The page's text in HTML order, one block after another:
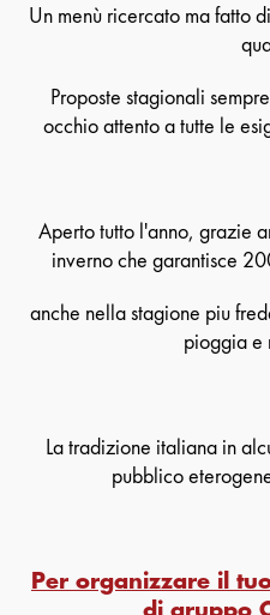
Un menù ricercato ma fatto
Proposte stagionali
occhio attento a tutte le
Aperto tutto l'anno, grazie
inverno che garantisce
anche nella stagione piu
pioggia e
La tradizione italiana in
pubblico
Per organizzare il
di gruppo